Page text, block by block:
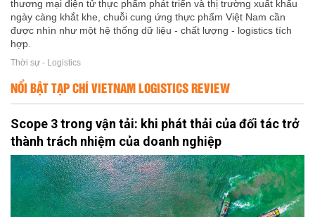
thương mại điện tử thực phẩm phát triển và thị trường xuất khẩu
ngày càng khắt khe, chuỗi cung ứng thực phẩm Việt Nam cần
được nhìn như một hệ thống dữ liệu - chất lượng - logistics tích
hợp.
Thời sự - Logistics
NỔI BẬT TẠP CHÍ VIETNAM LOGISTICS REVIEW
Scope 3 trong vận tải: khi phát thải của đối tác trở
thành trách nhiệm của doanh nghiệp